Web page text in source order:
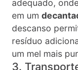
adequado,
em um
descanso
resíduo
um mel mais
3.